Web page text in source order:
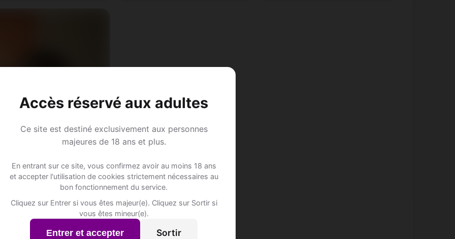
Accès réservé aux adultes
Ce site est destiné exclusivement aux personnes
majeures de 18 ans et plus.
En entrant sur ce site, vous confirmez avoir au moins 18 ans
et accepter l'utilisation de cookies strictement nécessaires au
bon fonctionnement du service.
Cliquez sur Entrer si vous êtes majeur(e). Cliquez sur Sortir si
vous êtes mineur(e).
Entrer et accepter Sortir
35